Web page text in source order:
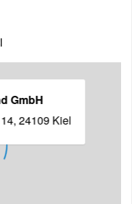
GmbH
24109 Kiel